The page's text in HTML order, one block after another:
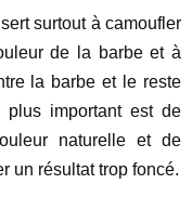
surtout à camoufler
de la barbe et à
la barbe et le reste
important est de
naturelle et de
un résultat trop foncé.